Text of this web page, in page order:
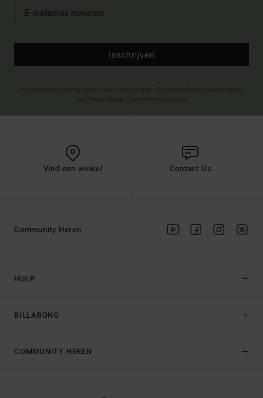
Inschrijven
Vind een winkel Contact Us
HULP
BILLABONG
Community Heren
COMMUNITY HEREN